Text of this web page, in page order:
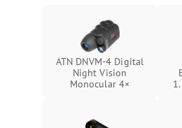
Проблемы с заземлением
Повреждение печатной
2800 ₽
Неисправность кнопок
ATN DNVM-4 Digital
Night Vision
Monocular 4×